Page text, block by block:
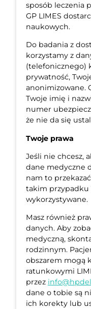
sposób leczenia
GP LIMES
naukowych.
Do badania z
korzystamy z
(telefonicznego)
prywatność,
anonimizowane.
Twoje imię i
numer
że nie da się
Twoje prawa
Jeśli nie chcesz,
dane medyczne
nam to
takim przypadku
wykorzystywane.
Masz również
danych. Aby
medyczną,
rodzinnym.
obszarem mogą
ratunkowymi
przez
dane o tobie są
ich korekty lub